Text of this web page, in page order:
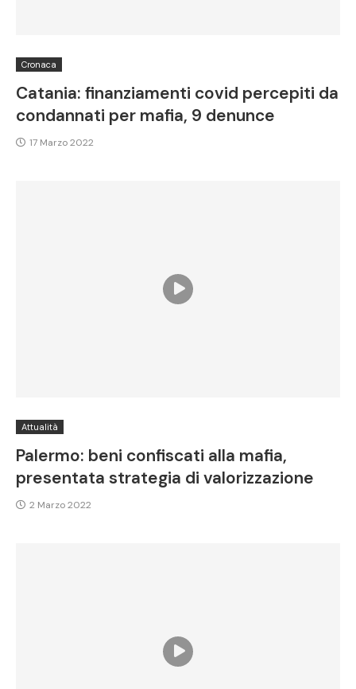
Cronaca
Catania: finanziamenti covid percepiti da
condannati per mafia, 9 denunce
17 Marzo 2022
Attualità
Palermo: beni confiscati alla mafia,
presentata strategia di valorizzazione
2 Marzo 2022